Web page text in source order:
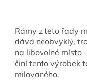
Rámy z této řady
dává neobvyklý,
na libovolné místo
činí tento výrobek
milovaného.